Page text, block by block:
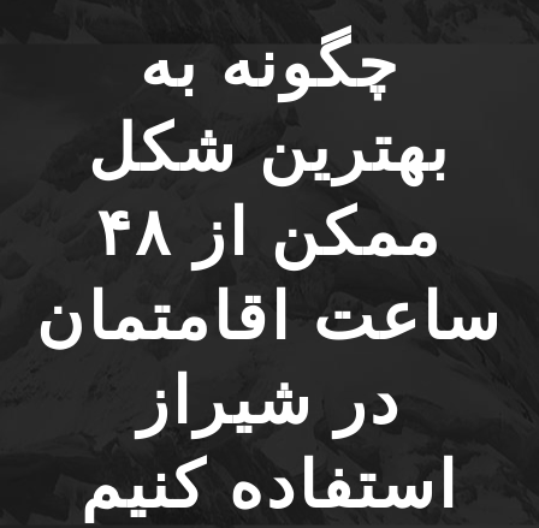
چگونه به
بهترین شکل
ممکن از ۴۸
ساعت اقامتمان
در شیراز
استفاده کنیم